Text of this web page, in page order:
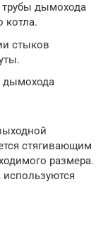
дымохода
котла.
стыков
дымохода
стягивающим
размера.